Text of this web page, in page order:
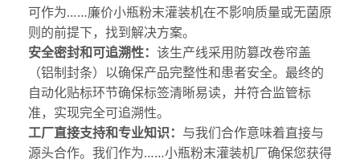
可作为……廉价小瓶粉末灌装机在不影响质量或无菌原
则的前提下，找到解决方案。
安全密封和可追溯性： 该生产线采用防篡改卷帘盖
（铝制封条）以确保产品完整性和患者安全。最终的
自动化贴标环节确保标签清晰易读，并符合监管标
准，实现完全可追溯性。
工厂直接支持和专业知识： 与我们合作意味着直接与
源头合作。我们作为……小瓶粉末灌装机厂确保您获得